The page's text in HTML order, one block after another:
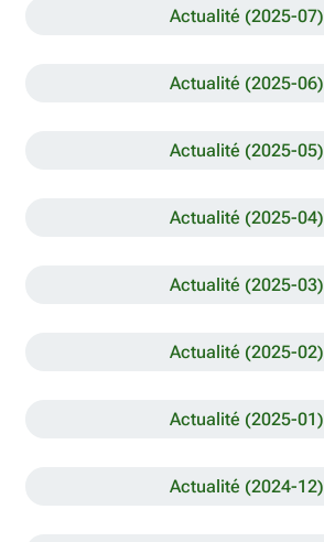
Actualité (2025-07)
Actualité (2025-06)
Actualité (2025-05)
Actualité (2025-04)
Actualité (2025-03)
Actualité (2025-02)
Actualité (2025-01)
Actualité (2024-12)